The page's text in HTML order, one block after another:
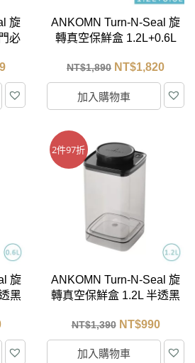
旋
必
ANKOMN Turn-N-Seal 旋
轉真空保鮮盒 1.2L+0.6L
NT$1,890 NT$1,820
加入購物車
旋
黑
2件97折
ANKOMN Turn-N-Seal 旋
轉真空保鮮盒 1.2L 半透黑
NT$1,390 NT$990
加入購物車